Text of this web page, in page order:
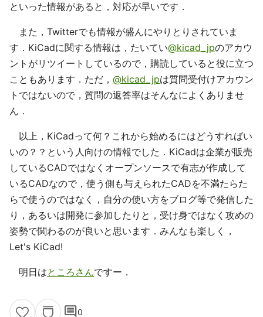
といった情報があると，対応が早いです．
また，Twitterでも情報が盛んにやりとりされていま
す．KiCadに関する情報は，たいてい@kicad_jpのアカウ
ントがリツイートしているので，購読していると役に立つ
こともあります．ただ， @kicad_jpは質問受付けアカウン
トではないので，質問の返答率はそんなによくありませ
ん．
以上，KiCadって何？これから始めるにはどうすればい
いの？？という人向けの情報でした．KiCadは企業が販売
しているCADではなくオープンソースで有志が作成して
いるCADなので，使う側も与えられたCADを不満たらた
らで使うのではなく，自分の使い方をブログ等で発信した
り，あるいは開発に参加したりと，受け身ではなく攻めの
姿勢で関わるのが良いと思います．みんなも楽しく，
Let's KiCad!
明日はところさんですー．
comment0